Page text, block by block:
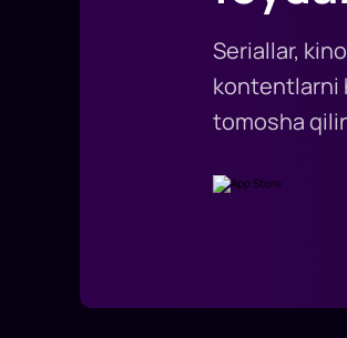
Seriallar,
kontentlarni
tomosha